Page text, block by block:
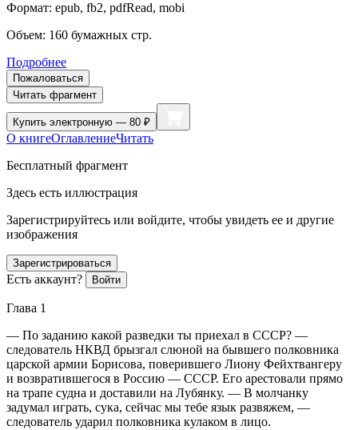
Формат: epub, fb2, pdfRead, mobi
Объем: 160 бумажных стр.
Подробнее
Пожаловаться
Читать фрагмент
Купить электронную — 80 ₽
О книгеОглавлениеЧитать
Бесплатный фрагмент
Здесь есть иллюстрация
Зарегистрируйтесь или войдите, чтобы увидеть ее и другие
изображения
Зарегистрироваться
Есть аккаунт? Войти
Глава 1
— По заданию какой разведки ты приехал в СССР? —
следователь НКВД брызгал слюной на бывшего полковника
царской армии Борисова, поверившего Лиону Фейхтвангеру
и возвратившегося в Россию — СССР. Его арестовали прямо
на трапе судна и доставили на Лубянку. — В молчанку
задумал играть, сука, сейчас мы тебе язык развяжем, —
следователь ударил полковника кулаком в лицо.